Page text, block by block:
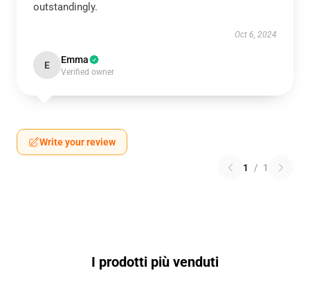
outstandingly.
Oct 6, 2024
E Emma
Verified owner
Write your review
1 / 1
I prodotti più venduti